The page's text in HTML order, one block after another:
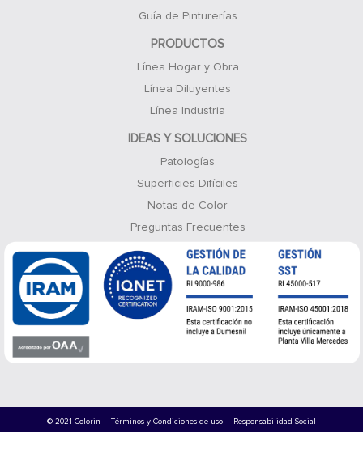
Guía de Pinturerías
PRODUCTOS
Línea Hogar y Obra
Línea Diluyentes
Línea Industria
IDEAS Y SOLUCIONES
Patologías
Superficies Difíciles
Notas de Color
Preguntas Frecuentes
© 2021 Colorin Términos y Condiciones de uso Responsabilidad Social